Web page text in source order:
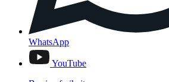
WhatsApp
YouTube